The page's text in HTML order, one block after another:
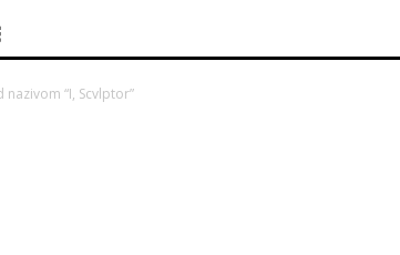
“I, Scvlptor”